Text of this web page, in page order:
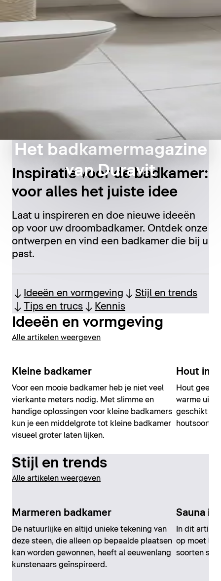
Het badkamermagazine
van Duravit
Inspiratie voor de badkamer:
voor alles het juiste idee
Laat u inspireren en doe nieuwe ideeën
op voor uw droombadkamer. Ontdek onze
ontwerpen en vind een badkamer die bij u
past.
Ideeën en vormgeving
Stijl en trends
Tips en trucs
Kennis
Ideeën en vormgeving
Alle artikelen weergeven
Kleine badkamer
Voor een mooie badkamer heb je niet veel
vierkante meters nodig. Met slimme en
handige oplossingen voor kleine badkamers
kun je een middelgrote tot kleine badkamer
visueel groter laten lijken.
Hout in
Hout geeft
warme
geschikt
houtsoort
Stijl en trends
Alle artikelen weergeven
Marmeren badkamer
De natuurlijke en altijd unieke tekening van
deze steen, die alleen op bepaalde plaatsen
kan worden gewonnen, heeft al eeuwenlang
kunstenaars geïnspireerd.
Sauna in
In dit
op moet
soorten